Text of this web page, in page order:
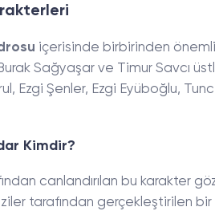
içerisinde birbirinden önemli
Burak Sağyaşar ve Timur Savcı
Ezgi Şenler, Ezgi Eyüboğlu,
Kimdir?
canlandırılan bu karakter
tarafından gerçekleştirilen bir